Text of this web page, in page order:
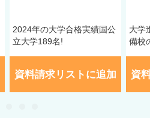
2024年の大学合格実績国公
立大学189名!
資料請求リストに追加
大学
備校
資